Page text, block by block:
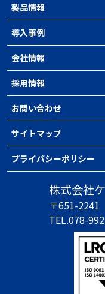
製品情報
導入事例
会社情報
採用情報
お問い合わせ
サイトマップ
プライバシーポリシー
株式会社
〒651-2241
TEL.078-